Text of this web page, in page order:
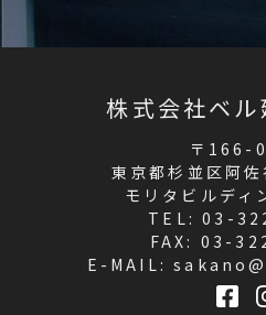
株式会社ベ
〒166-
東京都杉並区阿
モリタビルデ
TEL:03-
FAX: 03-
E-MAIL: